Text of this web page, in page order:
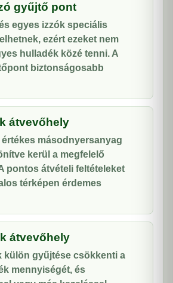
gyűjtő pont
egyes izzók speciális
ezért ezeket nem
hulladék közé tenni. A
biztonságosabb
átvevőhely
másodnyersanyag
kerül a megfelelő
pontos átvételi feltételeket
térképen érdemes
átvevőhely
külön gyűjtése csökkenti a
mennyiségét, és